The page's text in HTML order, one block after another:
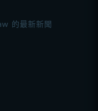
的最新新聞